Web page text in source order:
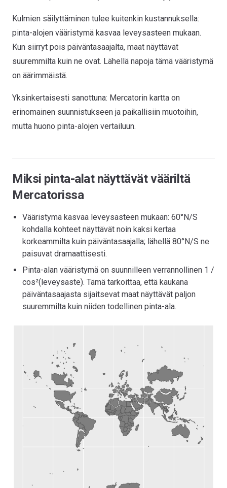
Kulmien säilyttäminen tulee kuitenkin kustannuksella:
pinta-alojen vääristymä kasvaa leveysasteen mukaan.
Kun siirryt pois päiväntasaajalta, maat näyttävät
suuremmilta kuin ne ovat. Lähellä napoja tämä vääristymä
on äärimmäistä.
Yksinkertaisesti sanottuna: Mercatorin kartta on
erinomainen suunnistukseen ja paikallisiin muotoihin,
mutta huono pinta-alojen vertailuun.
Miksi pinta-alat näyttävät vääriltä
Mercatorissa
Vääristymä kasvaa leveysasteen mukaan: 60°N/S
kohdalla kohteet näyttävät noin kaksi kertaa
korkeammilta kuin päiväntasaajalla; lähellä 80°N/S ne
paisuvat dramaattisesti.
Pinta-alan vääristymä on suunnilleen verrannollinen 1 /
cos²(leveysaste). Tämä tarkoittaa, että kaukana
päiväntasaajasta sijaitsevat maat näyttävät paljon
suuremmilta kuin niiden todellinen pinta-ala.